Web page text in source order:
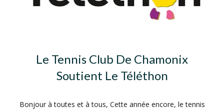
Le Tennis Club De Chamonix
Soutient Le Téléthon
Bonjour à toutes et à tous, Cette année encore, le tennis